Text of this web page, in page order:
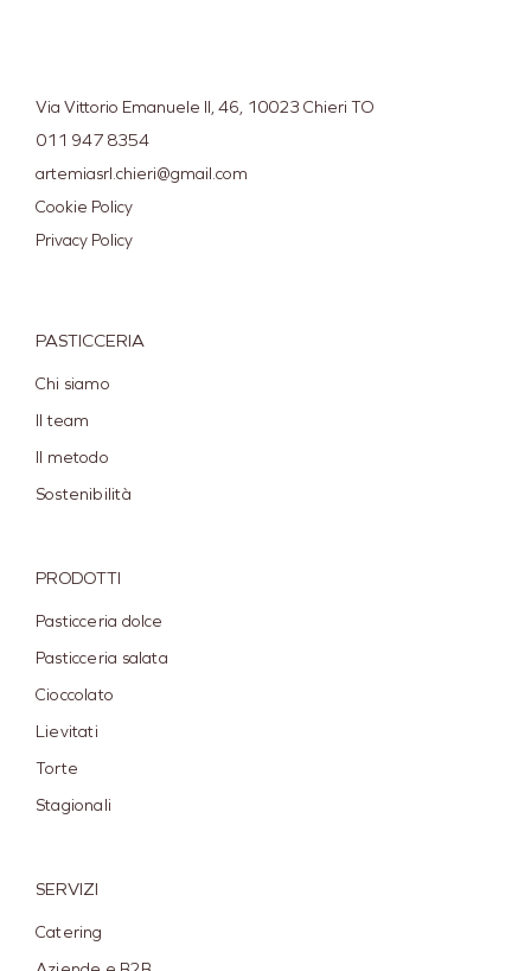
Via Vittorio Emanuele II, 46, 10023 Chieri TO
011 947 8354
artemiasrl.chieri@gmail.com
Cookie Policy
Privacy Policy
PASTICCERIA
Chi siamo
Il team
Il metodo
Sostenibilità
PRODOTTI
Pasticceria dolce
Pasticceria salata
Cioccolato
Lievitati
Torte
Stagionali
SERVIZI
Catering